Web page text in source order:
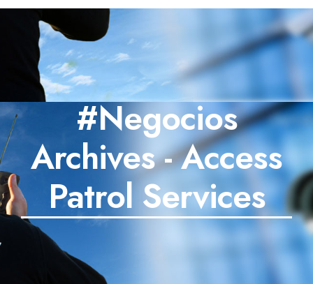
SERVICIOS
GUARDIAS UNIFORMADOS
TRABAJOS
BLOG
TESTIMONIOS
PREGUNTAS FRECUENTES
#Negocios
Archives - Access
Patrol Services